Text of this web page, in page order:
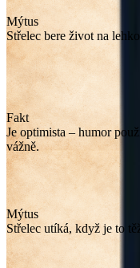
Mýtus
Střelec bere život na
Fakt
Je optimista – humor
vážně.
Mýtus
Střelec utíká, když je to